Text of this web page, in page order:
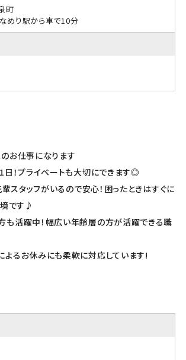
町
めり駅から車で10分
お仕事になります
！プライベートも大切にできます◎
スタッフがいるので安心！困ったときはすぐに
です♪
も活躍中！幅広い年齢層の方が活躍できる職
よるお休みにも柔軟に対応しています!